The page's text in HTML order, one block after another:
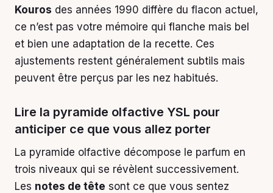
Kouros des années 1990 diffère du flacon actuel,
ce n’est pas votre mémoire qui flanche mais bel
et bien une adaptation de la recette. Ces
ajustements restent généralement subtils mais
peuvent être perçus par les nez habitués.
Lire la pyramide olfactive YSL pour
anticiper ce que vous allez porter
La pyramide olfactive décompose le parfum en
trois niveaux qui se révèlent successivement.
Les notes de tête sont ce que vous sentez